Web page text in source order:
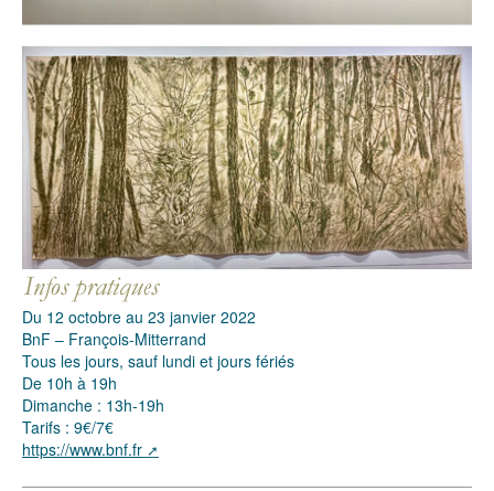
Du 12 octobre au 23 janvier 2022
BnF – François-Mitterrand
Tous les jours, sauf lundi et jours fériés
De 10h à 19h
Dimanche : 13h-19h
Tarifs : 9€/7€
https://www.bnf.fr